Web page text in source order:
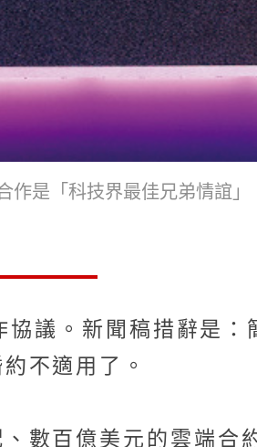
是「科技界最佳兄弟情誼
議。新聞稿措辭是：
不適用了。
數百億美元的雲端合